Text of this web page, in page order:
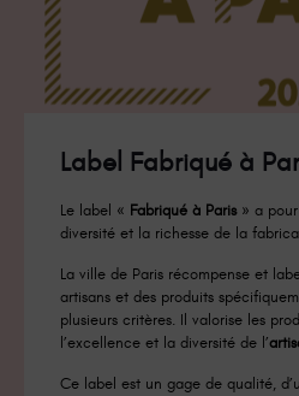
Label Fabriqué à
Le label « Fabriqué à Paris» a pour
diversité et la richesse de la
La ville de Paris récompense et
artisans et des produits
plusieurs critères. Il valorise les
l’excellence et la diversité de l’
Ce label est un gage de qualité,